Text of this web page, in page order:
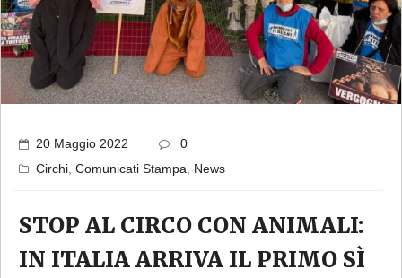
20 Maggio 2022
0
Circhi Comunicati Stampa News
STOP AL CIRCO CON ANIMALI:
IN ITALIA ARRIVA IL PRIMO SÌ